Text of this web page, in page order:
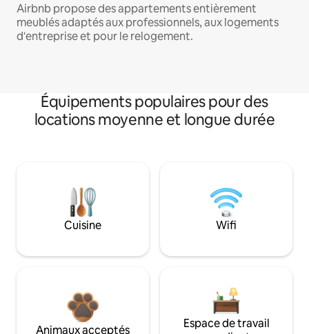
Airbnb propose des appartements entièrement
meublés adaptés aux professionnels, aux logements
d'entreprise et pour le relogement.
Équipements populaires pour des
locations moyenne et longue durée
Cuisine Wifi
Animaux acceptés
Espace de travail